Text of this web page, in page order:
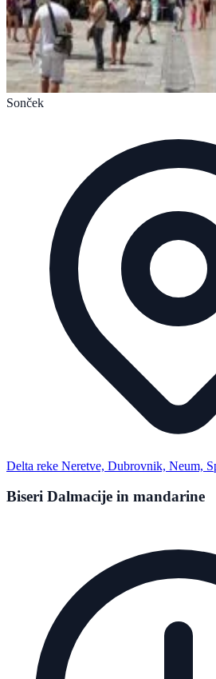
Sonček
Delta reke Neretve, Dubrovnik, Neum,
Biseri Dalmacije in mandarine